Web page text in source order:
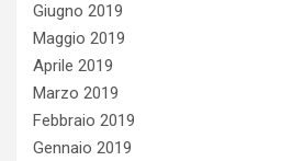
Giugno 2019
Maggio 2019
Aprile 2019
Marzo 2019
Febbraio 2019
Gennaio 2019